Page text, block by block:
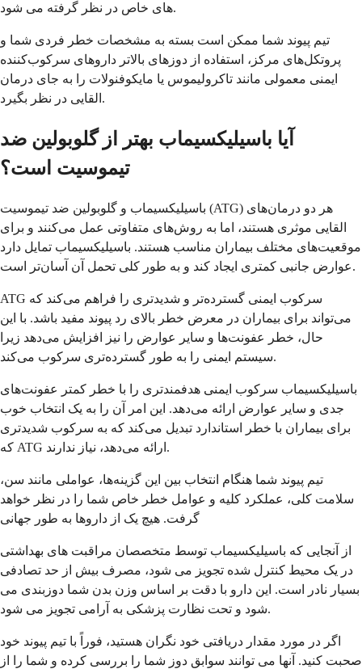
های خاص در نظر گرفته می شود.
تیم پیوند شما ممکن است بسته به مشخصات خطر فردی شما و
پروتکل‌های مرکز، استفاده از دوزهای بالاتر داروهای سرکوب‌کننده
ایمنی معمولی مانند تاکرولیموس یا مایکوفنولات را به جای درمان
القایی در نظر بگیرد.
آیا باسیلیکسیماب بهتر از گلوبولین ضد
تیموسیت است؟
باسیلیکسیماب و گلوبولین ضد تیموسیت (ATG) هر دو درمان‌های
القایی موثری هستند، اما به روش‌های متفاوتی عمل می‌کنند و برای
موقعیت‌های مختلف بیماران مناسب هستند. باسیلیکسیماب تمایل دارد
عوارض جانبی کمتری ایجاد کند و به طور کلی تحمل آن آسان‌تر است.
ATG سرکوب ایمنی گسترده‌تر و شدیدتری را فراهم می‌کند که
می‌تواند برای بیماران در معرض خطر بالای رد پیوند مفید باشد. با این
حال، خطر عفونت‌ها و سایر عوارض را نیز افزایش می‌دهد زیرا
سیستم ایمنی را به طور گسترده‌تری سرکوب می‌کند.
باسیلیکسیماب سرکوب ایمنی هدفمندتری را با خطر کمتر عفونت‌های
جدی و سایر عوارض ارائه می‌دهد. این امر آن را به یک انتخاب خوب
برای بیماران با خطر استاندارد تبدیل می‌کند که به سرکوب شدیدتری
که ATG ارائه می‌دهد، نیاز ندارند.
تیم پیوند شما هنگام انتخاب بین این گزینه‌ها، عواملی مانند سن،
سلامت کلی، عملکرد کلیه و عوامل خطر خاص شما را در نظر خواهد
گرفت. هیچ یک از داروها به طور جهانی
از آنجایی که باسیلیکسیماب توسط متخصصان مراقبت های بهداشتی
در یک محیط کنترل شده تجویز می شود، مصرف بیش از حد تصادفی
بسیار نادر است. این دارو با دقت بر اساس وزن بدن شما دوزبندی می
شود و تحت نظارت پزشکی به آرامی تجویز می شود.
اگر در مورد مقدار دریافتی خود نگران هستید، فوراً با تیم پیوند خود
صحبت کنید. آنها می توانند سوابق دوز شما را بررسی کرده و شما را از